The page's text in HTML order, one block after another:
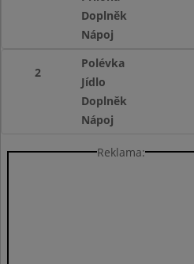
Doplněk
Nápoj
2
Polévka
Jídlo
Doplněk
Nápoj
Reklama: